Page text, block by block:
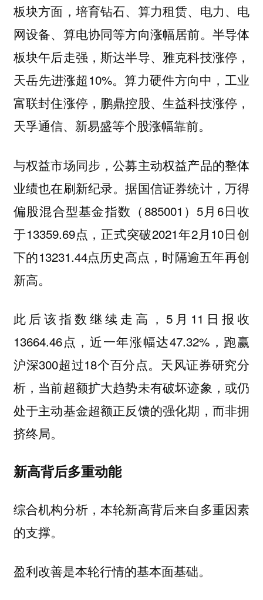
板块方面，培育钻石、算力租赁、电力、电
网设备、算电协同等方向涨幅居前。半导体
板块午后走强，斯达半导、雅克科技涨停，
天岳先进涨超10%。算力硬件方向中，工业
富联封住涨停，鹏鼎控股、生益科技涨停，
天孚通信、新易盛等个股涨幅靠前。
与权益市场同步，公募主动权益产品的整体
业绩也在刷新纪录。据国信证券统计，万得
偏股混合型基金指数（885001）5月6日收
于13359.69点，正式突破2021年2月10日创
下的13231.44点历史高点，时隔逾五年再创
新高。
此后该指数继续走高，5月11日报收
13664.46点，近一年涨幅达47.32%，跑赢
沪深300超过18个百分点。天风证券研究分
析，当前超额扩大趋势未有破坏迹象，或仍
处于主动基金超额正反馈的强化期，而非拥
挤终局。
新高背后多重动能
综合机构分析，本轮新高背后来自多重因素
的支撑。
盈利改善是本轮行情的基本面基础。